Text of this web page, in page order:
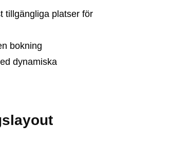
tillgängliga platser för
bokning
dynamiska